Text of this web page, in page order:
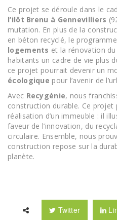
Ce projet se déroule dans le
l’ilôt Brenu à Gennevilliers
mutation. En plus de la
en béton recyclé, le
logements et la rénovation
habitants un cadre de vie plus
ce projet pourrait devenir un
écologique pour l’avenir de
Avec Recygénie, nous
construction durable. Ce projet
réalisation d’un immeuble : il
faveur de l’innovation, du
circulaire. Ensemble, nous
construction repose sur la
planète.
Twitter